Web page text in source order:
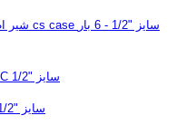
شیر اطمینان تق تقی سی اس کیس cs case سایز "1/2 - 6 بار
شیر اطمینان هایسک HISEC سایز "1/2